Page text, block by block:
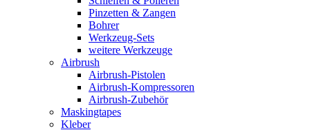
Pinzetten & Zangen
Bohrer
Werkzeug-Sets
weitere Werkzeuge
Airbrush
Airbrush-Pistolen
Airbrush-Kompressoren
Airbrush-Zubehör
Maskingtapes
Kleber